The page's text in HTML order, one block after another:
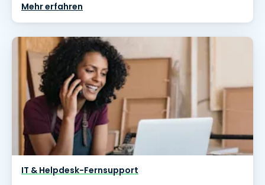
Mehr erfahren
IT & Helpdesk-Fernsupport